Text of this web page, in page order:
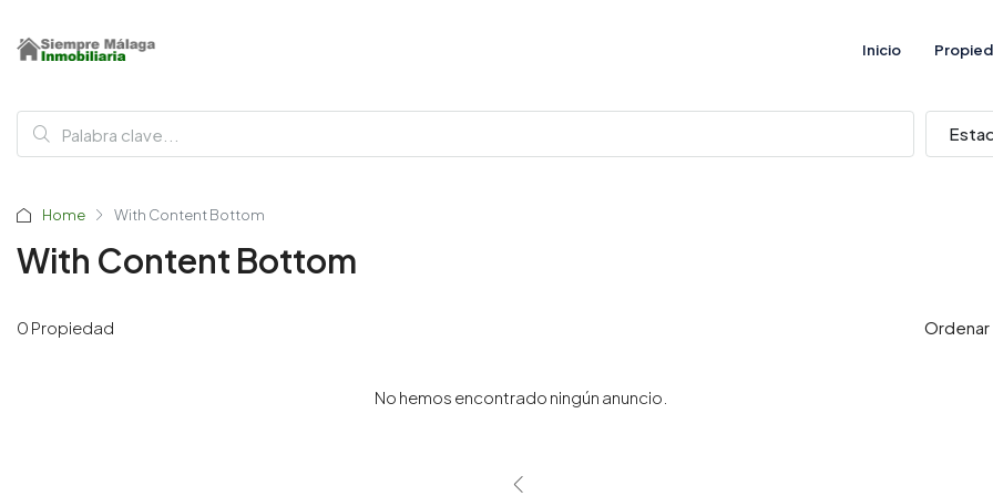
Inicio
Home With Content Bottom
With Content Bottom
0 Propiedad
No hemos encontrado ningún anuncio.